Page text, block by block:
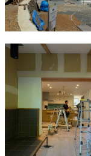
tomohouseinc